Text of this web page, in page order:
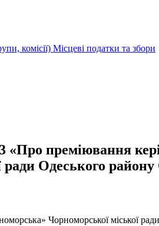
комісії) Місцеві податки та збори
«Про преміювання
Одеського району
Чорноморської міської